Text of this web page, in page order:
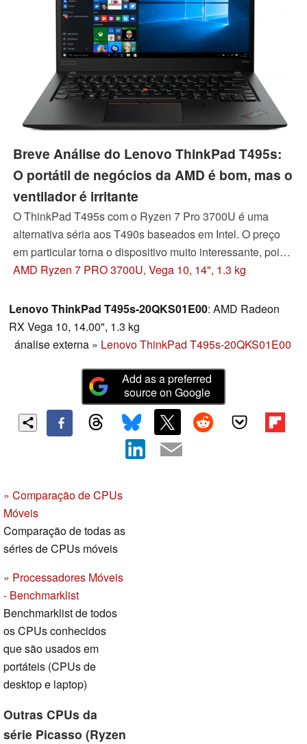
Breve Análise do Lenovo ThinkPad T495s:
O portátil de negócios da AMD é bom, mas o
ventilador é irritante
O ThinkPad T495s com o Ryzen 7 Pro 3700U é uma
alternativa séria aos T490s baseados em Intel. O preço
em particular torna o dispositivo muito interessante, pois
não há muitos compromissos em comparação com o
AMD Ryzen 7 PRO 3700U, Vega 10, 14", 1.3 kg
Lenovo ThinkPad T495s-20QKS01E00: AMD Radeon
RX Vega 10, 14.00", 1.3 kg
ánalise externa » Lenovo ThinkPad T495s-20QKS01E00
Add as a preferred
source on Google
» Comparação de CPUs
Móveis
Comparação de todas as
séries de CPUs móveis
» Processadores Móveis
- Benchmarklist
Benchmarklist de todos
os CPUs conhecidos
que são usados em
portáteis (CPUs de
desktop e laptop)
Outras CPUs da
série Picasso (Ryzen